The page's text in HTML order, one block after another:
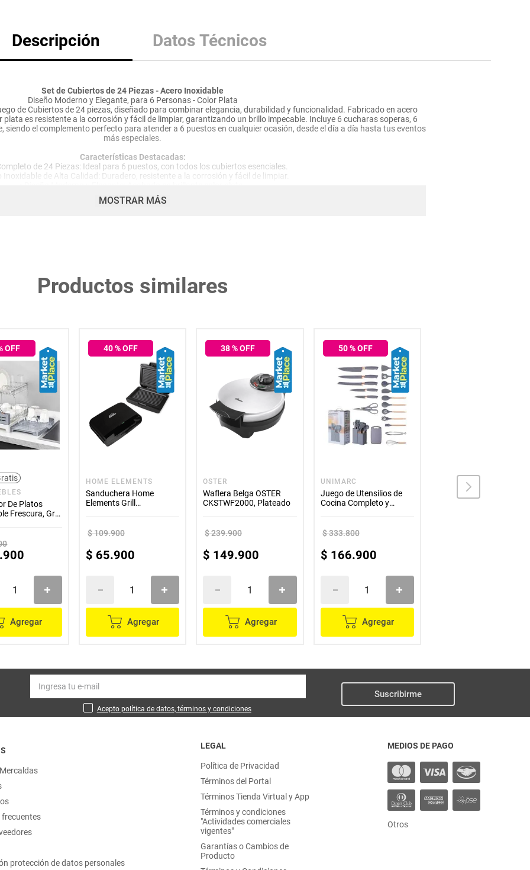
Descripción Datos Técnicos
Set de Cubiertos de 24 Piezas - Acero Inoxidable
Diseño Moderno y Elegante, para 6 Personas - Color Plata
de Cubiertos de 24 piezas, diseñado para combinar elegancia, durabilidad y funcionalidad. Fabricado en acero
plata es resistente a la corrosión y fácil de limpiar, garantizando un brillo impecable. Incluye 6 cucharas soperas, 6
siendo el complemento perfecto para atender a 6 puestos en cualquier ocasión, desde el día a día hasta tus eventos
más especiales.
Características Destacadas:
de 24 Piezas: Ideal para 6 puestos, con todos los cubiertos esenciales.
Inoxidable de Alta Calidad: Duradero, resistente a la corrosión y fácil de limpiar.
• Versátil para Cualquier Ocasión: Uso diario o eventos especiales.
Características Técnicas Destacadas:
MOSTRAR MÁS
Productos similares
OFF
De Platos
Frescura, Gris
.900
Agregar
40% OFF
HOME ELEMENTS
Sanduchera Home
Elements Grill
$109.900
$ 65.900
Agregar
38% OFF
OSTER
Waflera Belga OSTER
CKSTWF2000, Plateado
$239.900
$ 149.900
Agregar
50% OFF
UNIMARC
Juego de Utensilios de
Cocina Completo y
$333.800
$ 166.900
Agregar
UNIMARC
Molde Facil Uso Para
Acepto política de datos, términos y condiciones
Suscribirme
protección de datos personales
LEGAL
Política de Privacidad
Términos del Portal
Términos Tienda Virtual y App
Términos y condiciones
"Actividades comerciales
vigentes"
Garantías o Cambios de
Producto
MEDIOS DE PAGO
Otros